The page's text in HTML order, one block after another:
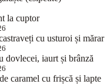
la cuptor
cu usturoi și mărar
dovlecei, iaurt și brânză
caramel cu frișcă și lapte